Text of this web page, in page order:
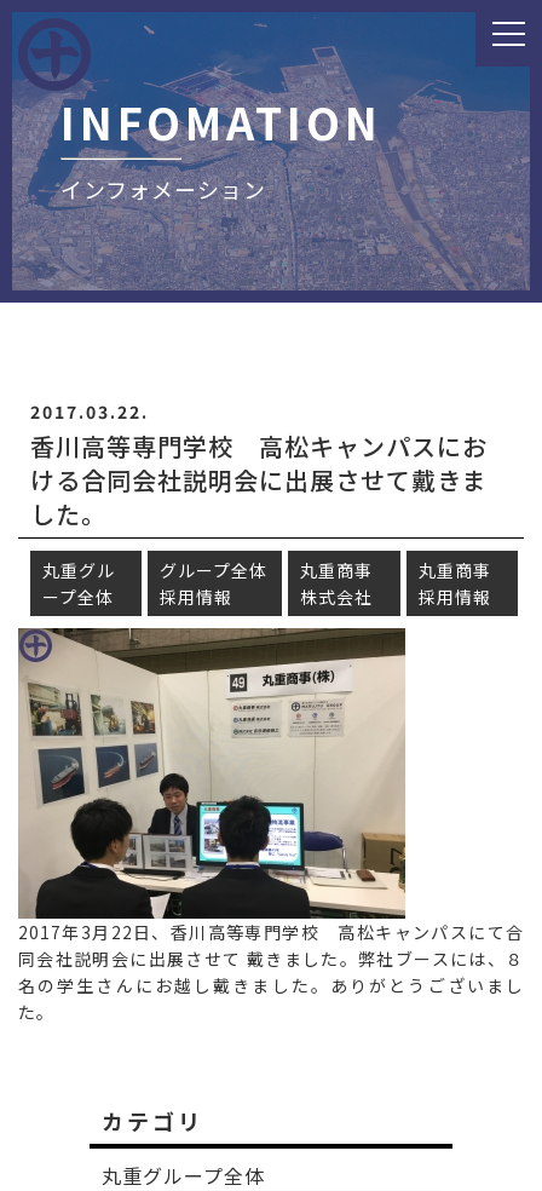
INFOMATION
インフォメーション
2017.03.22.
香川高等専門学校 高松キャンパスにお
ける合同会社説明会に出展させて戴きま
した。
丸重グル
ープ全体
グループ全体
採用情報
丸重商事
株式会社
丸重商事
採用情報
2017年3月22日、香川高等専門学校 高松キャンパスにて合
同会社説明会に出展させて 戴きました。弊社ブースには、８
名の学生さんにお越し戴きました。ありがとうございまし
た。
カテゴリ
丸重グループ全体